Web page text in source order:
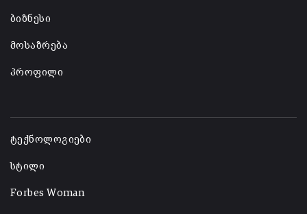
ბიზნესი
მოსაზრება
პროფილი
ტექნოლოგიები
სტილი
Forbes Woman